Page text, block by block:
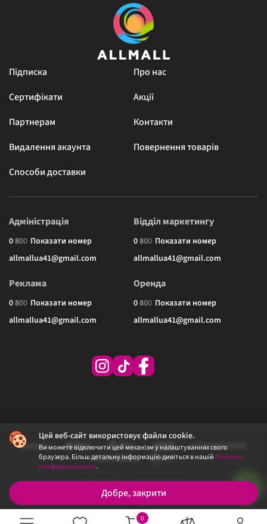
0
Цей веб-сайт використовує файли cookie.
Ви можете відключити цей механізм у налаштуваннях свого
браузера. Більш детальну інформацію дивіться в нашій Політиці
конфіденційності.
Добре, закрити
Підписка
Про нас
Сертифікати
Акції
Партнерам
Контакти
Видалення акаунта
Повернення товарів
Способи доставки
Адміністрація
0800 Показати номер
allmallua41@gmail.com
Відділ маркетингу
0800 Показати номер
allmallua41@gmail.com
Реклама
0800 Показати номер
allmallua41@gmail.com
Оренда
0800 Показати номер
allmallua41@gmail.com
© 2026 ALLMALL. Всі права захищені.
Політика конфіденційності